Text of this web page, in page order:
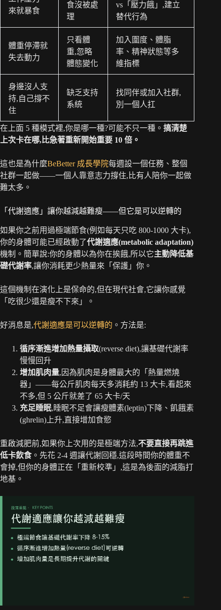
來就暴食
食沒被處
理
vs「壓力餓」,建立
替代行為
體重停滯就
失去動力
只看體
重,忽略
體態變化
加入圍度、體脂
率、精神狀態等多
維指標
身邊沒人支
持,自己撐不
住
缺乏支持
系統
找同伴或加入社群,
別一個人扛
在上面 5 種模式裡,你是哪一種?可能不只一種。 搞清楚
上次卡在哪,比急著重新開始重要 10 倍。
這也是為什麼BeBetter 成長學院每週設一個任務、整個
社群一起做——一個人靠意志力撐住,比有人陪你一起做
難太多。
「代謝適應」讓你越減越難瘦——但它是可以逆轉的
如果你之前用過極端節食(例如每天只吃 800-1000 大卡),
你的身體可能已經啟動了代謝適應(metabolic adaptation)
機制。簡單說:你的身體以為你在挨餓,所以它主動降低基
礎代謝率,讓你消耗更少熱量來「保護」你。
這個機制在演化上是保命的,但在現代社會,它讓你感覺
「吃很少還是瘦不下來」。
好消息是,代謝適應是可以逆轉的 。方法是:
循序漸進增加熱量攝取(reverse diet),讓基礎代謝率
慢慢回升
增加肌肉量,因為肌肉是身體最大的「熱量燃燒
器」——每公斤肌肉每天多消耗約 13 大卡,看起來
不多,但 5 公斤就差了 65 大卡/天
充足睡眠,睡眠不足會讓瘦體素(leptin)下降、飢餓素
(ghrelin)上升,直接增加食慾
重啟減肥前,如果你上次用的是極端方法,不要直接再跳進
低卡飲食。先花 2-4 週讓代謝回穩,這段時間你的體重不
會掉,但你的身體正在「重新校準」,這是為後面的減脂打
地基。